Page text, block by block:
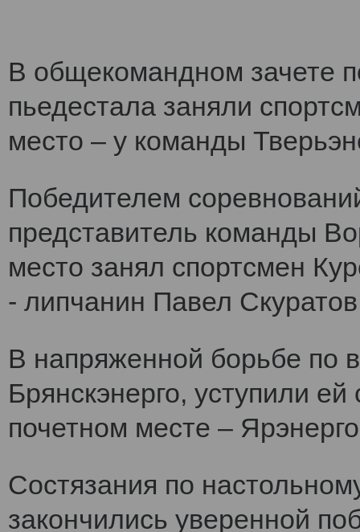
В общекомандном зачете
пьедестала заняли
место – у команды
Победителем
представитель команды
место занял спортсмен
- липчанин Павел
В напряженной борьбе по
Брянскэнерго, уступили
почетном месте –
Состязания по
закончились уверенной